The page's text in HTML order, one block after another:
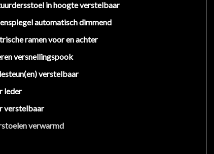
in hoogte verstelbaar
automatisch dimmend
ramen voor en achter
versnellingspook
verstelbaar
leder
verstelbaar
verwarmd